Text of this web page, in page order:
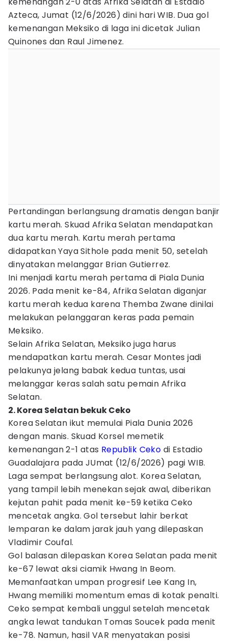
Azteca, Jumat (12/6/2026) dini hari WIB. Dua gol
kemenangan Meksiko di laga ini dicetak Julian
Quinones dan Raul Jimenez.
Pertandingan berlangsung dramatis dengan banjir
kartu merah. Skuad Afrika Selatan mendapatkan
dua kartu merah. Kartu merah pertama
didapatkan Yaya Sithole pada menit 50, setelah
dinyatakan melanggar Brian Gutierrez.
Ini menjadi kartu merah pertama di Piala Dunia
2026. Pada menit ke-84, Afrika Selatan diganjar
kartu merah kedua karena Themba Zwane dinilai
melakukan pelanggaran keras pada pemain
Meksiko.
Selain Afrika Selatan, Meksiko juga harus
mendapatkan kartu merah. Cesar Montes jadi
pelakunya jelang babak kedua tuntas, usai
melanggar keras salah satu pemain Afrika
Selatan.
2. Korea Selatan bekuk Ceko
Korea Selatan ikut memulai Piala Dunia 2026
dengan manis. Skuad Korsel memetik
kemenangan 2-1 atas Republik Ceko di Estadio
Guadalajara pada JUmat (12/6/2026) pagi WIB.
Laga sempat berlangsung alot. Korea Selatan,
yang tampil lebih menekan sejak awal, diberikan
kejutan pahit pada menit ke-59 ketika Ceko
mencetak angka. Gol tersebut lahir berkat
lemparan ke dalam jarak jauh yang dilepaskan
Vladimir Coufal.
Gol balasan dilepaskan Korea Selatan pada menit
ke-67 lewat aksi ciamik Hwang In Beom.
Memanfaatkan umpan progresif Lee Kang In,
Hwang memiliki momentum emas di kotak penalti.
Ceko sempat kembali unggul setelah mencetak
angka lewat tandukan Tomas Soucek pada menit
ke-78. Namun, hasil VAR menyatakan posisi